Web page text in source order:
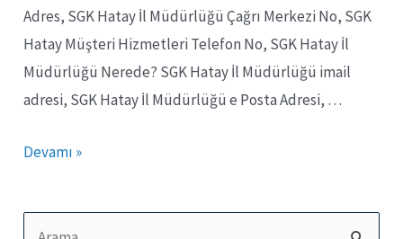
Adres, SGK Hatay İl Müdürlüğü Çağrı Merkezi No, SGK
Hatay Müşteri Hizmetleri Telefon No, SGK Hatay İl
Müdürlüğü Nerede? SGK Hatay İl Müdürlüğü imail
adresi, SGK Hatay İl Müdürlüğü e Posta Adresi, …
SGK
Müdürlüğü
Devamı »